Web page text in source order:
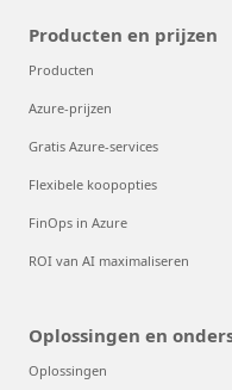
Producten en prijzen
Producten
Azure-prijzen
Gratis Azure-services
Flexibele koopopties
FinOps in Azure
ROI van AI maximaliseren
Oplossingen en
Oplossingen